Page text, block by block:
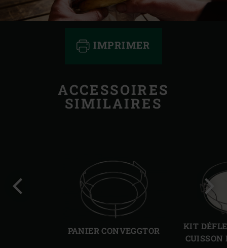
IMPRIMER
ACCESSOIRES
SIMILAIRES
PANIER CONVEGGTOR
KIT
CUISSON